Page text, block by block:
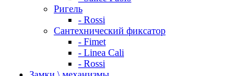
Ригель
- Rossi
Сантехнический фиксатор
- Fimet
- Linea Cali
- Rossi